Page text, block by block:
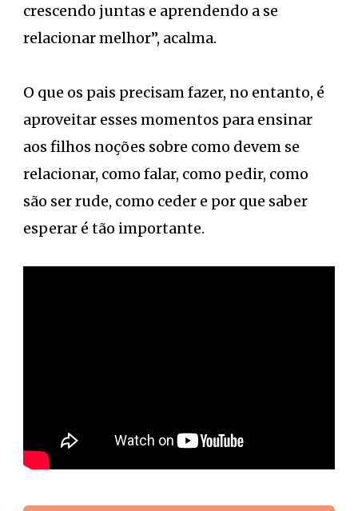
crescendo juntas e aprendendo a se
relacionar melhor”, acalma.
O que os pais precisam fazer, no entanto, é
aproveitar esses momentos para ensinar
aos filhos noções sobre como devem se
relacionar, como falar, como pedir, como
são ser rude, como ceder e por que saber
esperar é tão importante.